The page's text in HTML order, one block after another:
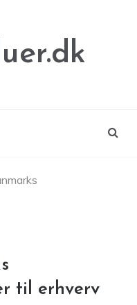
til erhverv